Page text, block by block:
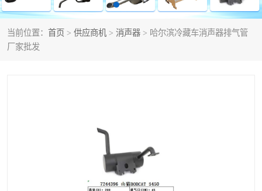
当前位置： 首页 > 供应商机 > 消声器 > 哈尔滨冷藏车消声器排气管
厂家批发